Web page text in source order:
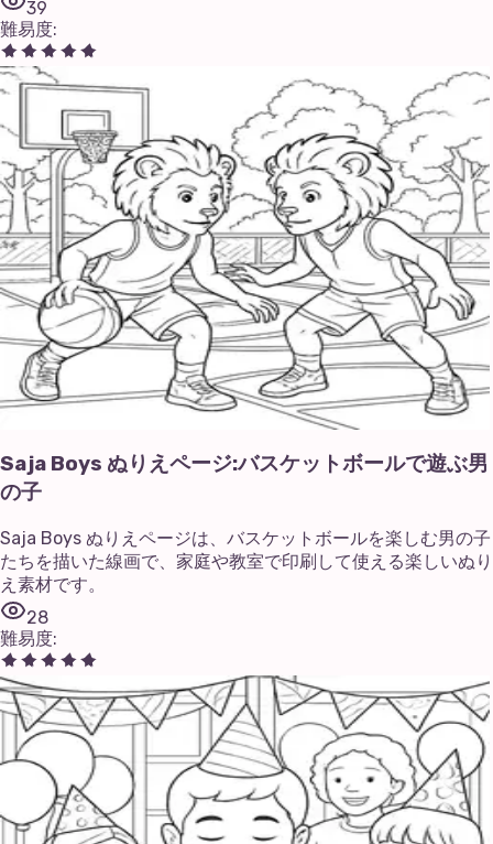
39
難易度:
Saja Boys ぬりえページ:バスケットボールで遊ぶ男
の子
Saja Boys ぬりえページは、バスケットボールを楽しむ男の子
たちを描いた線画で、家庭や教室で印刷して使える楽しいぬり
え素材です。
28
難易度: